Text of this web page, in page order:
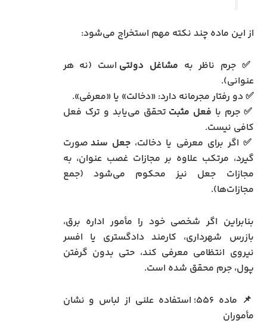
از این ماده چند نکته مهم استخراج می‌شود:
✅ جرم ناظر به مشاغل دولتی است (نه هر
عنوانی).
✅ دو رفتار مجرمانه دارد: «دخالت» یا «معرفی».
✅ جرم با فعل مثبت تحقق می‌یابد و ترک فعل
کافی نیست.
✅ اگر برای معرفی یا دخالت،جعل سند صورت
گیرد، مرتکب علاوه بر مجازات غصب عنوان، به
مجازات جعل نیز محکوم می‌شود (جمع
مجازات‌ها).
بنابراین اگر شخصی خود را مأمور اداره برق،
بازرس شهرداری، کارمند دادگستری یا افسر
نیروی انتظامی معرفی کند، حتی بدون گرفتن
پول، جرم محقق شده است.
📌 ماده ۵۵۶؛ استفاده علنی از لباس و نشان
مأموران